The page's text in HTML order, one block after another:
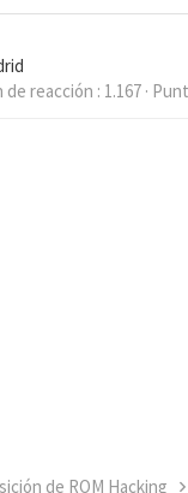
de reacción 1.167
de ROM Hacking